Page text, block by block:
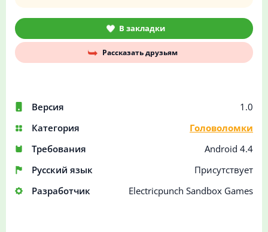
Версия
1.0
Категория
Головоломки
Требования
Android 4.4
Русский язык
Присутствует
Разработчик
Electricpunch Sandbox Games
В закладки
Рассказать друзьям